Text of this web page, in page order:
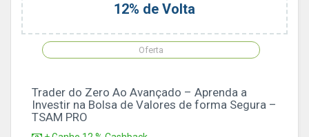
12% de Volta
Oferta
Trader do Zero Ao Avançado – Aprenda a
Investir na Bolsa de Valores de forma Segura –
TSAM PRO